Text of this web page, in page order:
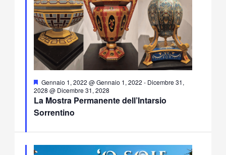
La Mostra Permanente dell’Intarsio
Sorrentino
Segnalati
Gennaio 1, 2022 @ Gennaio 1, 2022 - Dicembre 31,
2028 @ Dicembre 31, 2028